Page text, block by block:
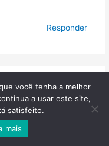
Responder
você tenha a melhor
a usar este site,
satisfeito.
mais